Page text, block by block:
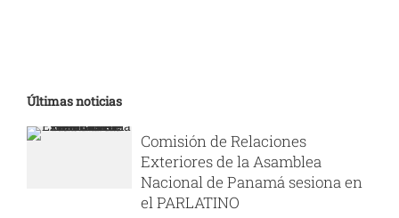
Últimas noticias
Comisión de Relaciones
Exteriores de la Asamblea
Nacional de Panamá sesiona en
el PARLATINO